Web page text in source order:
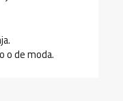
o de moda.